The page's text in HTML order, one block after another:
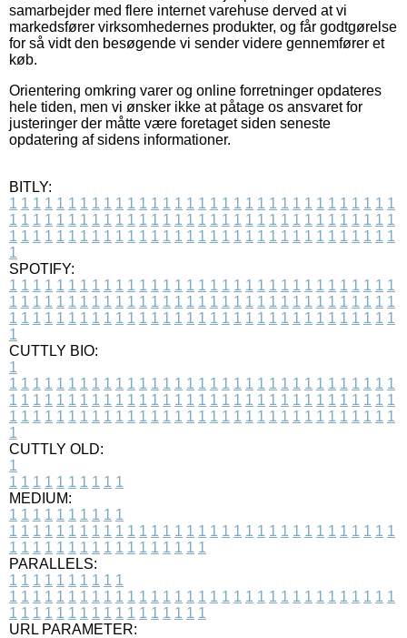
samarbejder med flere internet varehuse derved at vi
markedsfører virksomhedernes produkter, og får godtgørelse
for så vidt den besøgende vi sender videre gennemfører et
køb.
Orientering omkring varer og online forretninger opdateres
hele tiden, men vi ønsker ikke at påtage os ansvaret for
justeringer der måtte være foretaget siden seneste
opdatering af sidens informationer.
BITLY:
1 1 1 1 1 1 1 1 1 1 1 1 1 1 1 1 1 1 1 1 1 1 1 1 1 1 1 1 1 1 1 1 1
1 1 1 1 1 1 1 1 1 1 1 1 1 1 1 1 1 1 1 1 1 1 1 1 1 1 1 1 1 1 1 1 1
1 1 1 1 1 1 1 1 1 1 1 1 1 1 1 1 1 1 1 1 1 1 1 1 1 1 1 1 1 1 1 1 1
1
SPOTIFY:
1 1 1 1 1 1 1 1 1 1 1 1 1 1 1 1 1 1 1 1 1 1 1 1 1 1 1 1 1 1 1 1 1
1 1 1 1 1 1 1 1 1 1 1 1 1 1 1 1 1 1 1 1 1 1 1 1 1 1 1 1 1 1 1 1 1
1 1 1 1 1 1 1 1 1 1 1 1 1 1 1 1 1 1 1 1 1 1 1 1 1 1 1 1 1 1 1 1 1
1
CUTTLY BIO:
1
1 1 1 1 1 1 1 1 1 1 1 1 1 1 1 1 1 1 1 1 1 1 1 1 1 1 1 1 1 1 1 1 1
1 1 1 1 1 1 1 1 1 1 1 1 1 1 1 1 1 1 1 1 1 1 1 1 1 1 1 1 1 1 1 1 1
1 1 1 1 1 1 1 1 1 1 1 1 1 1 1 1 1 1 1 1 1 1 1 1 1 1 1 1 1 1 1 1 1
1
CUTTLY OLD:
1
1 1 1 1 1 1 1 1 1 1
MEDIUM:
1 1 1 1 1 1 1 1 1 1
1 1 1 1 1 1 1 1 1 1 1 1 1 1 1 1 1 1 1 1 1 1 1 1 1 1 1 1 1 1 1 1 1
1 1 1 1 1 1 1 1 1 1 1 1 1 1 1 1 1
PARALLELS:
1 1 1 1 1 1 1 1 1 1
1 1 1 1 1 1 1 1 1 1 1 1 1 1 1 1 1 1 1 1 1 1 1 1 1 1 1 1 1 1 1 1 1
1 1 1 1 1 1 1 1 1 1 1 1 1 1 1 1 1
URL PARAMETER: